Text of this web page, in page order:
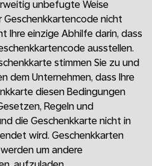
unbefugte Weise
Geschenkkartencode nicht
Ihre einzige Abhilfe darin, dass
ausstellen.
stimmen Sie zu und
dem Unternehmen, dass Ihre
diesen Bedingungen
Regeln und
die Geschenkkarte nicht in
wird. Geschenkkarten
um andere